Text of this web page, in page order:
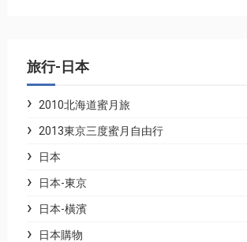
旅行-日本
2010北海道蜜月旅
2013東京三度蜜月自由行
日本
日本-東京
日本-橫濱
日本購物